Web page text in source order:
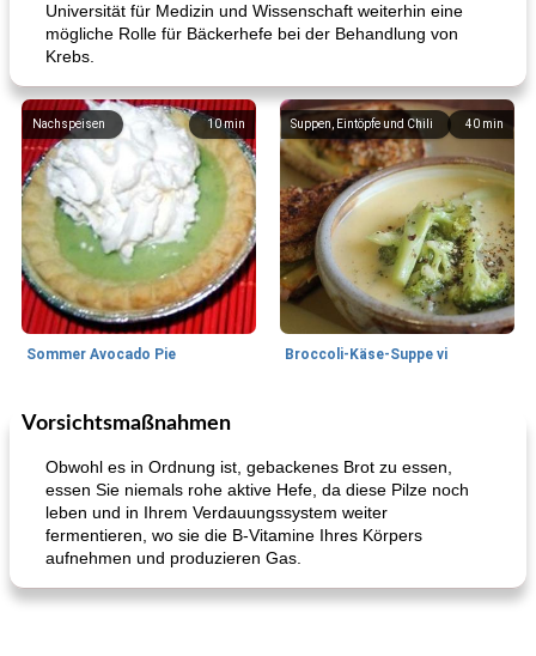
Universität für Medizin und Wissenschaft weiterhin eine
mögliche Rolle für Bäckerhefe bei der Behandlung von
Krebs.
10min
Nachspeisen
Sommer Avocado Pie
40 min
Suppen, Eintöpfe und Chili
Broccoli-Käse-Suppe vi
35min
Kurs
Vorsichtsmaßnahmen
Obwohl es in Ordnung ist, gebackenes Brot zu essen,
essen Sie niemals rohe aktive Hefe, da diese Pilze noch
leben und in Ihrem Verdauungssystem weiter
fermentieren, wo sie die B-Vitamine Ihres Körpers
aufnehmen und produzieren Gas.